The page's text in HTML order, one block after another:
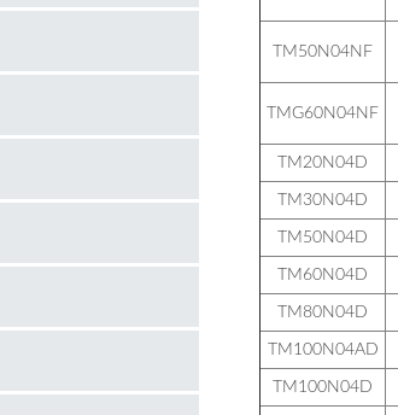
TM50N04NF
TMG60N04NF
TM20N04D
TM30N04D
TM50N04D
TM60N04D
TM80N04D
TM100N04AD
TM100N04D